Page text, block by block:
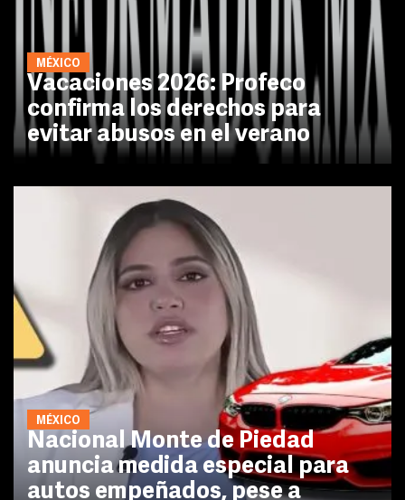
MÉXICO
Vacaciones 2026: Profeco
confirma los derechos para
evitar abusos en el verano
MÉXICO
Nacional Monte de Piedad
anuncia medida especial para
autos empeñados, pese a